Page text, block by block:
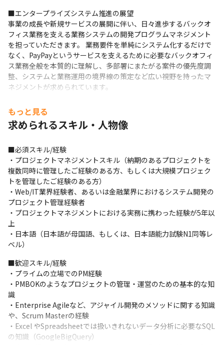
■エンタープライズシステム推進の展望
事業の成長や新規サービスの展開に伴い、日々進歩するバックオ
フィス業務を支える業務システムの開発プログラムマネジメント
を担っていただきます。 業務要件を単純にシステム化するだけで
なく、PayPayというサービスを支えるために必要なバックオフィ
ス業務全般を本質的に理解し、多部署にまたがる案件の優先度調
整、システムと業務運用の境界線の策定など広い視野を持ったマ
ネジメントが求められています。
内製開発を推進するにあたっては、開発エンジニアだけではな
く、チームをリードする役割や技術面をリードする役割、各開発
をリードする役割も不可欠になっていきます。 現在数多くの開発
案件が発生しており、事業成長の足枷に繋がりかねない状況とな
ります。
本ポジションの募集背景は、リードできる役割が不足しているた
め、滞留および今後も継続していく案件を前に進めていくために
体制強化していきたいと考えています。 裁量あるポジションとな
り、案件を主体的にリードしていただく役割となります。
■業務について
PayPay内の様々なニーズに合わせた内製システムの開発は常に複
数のプロジェクトが動いており、プロジェクトマネージャーは担
当するプロジェクトのQCDに責任を持ち、担当プロジェクトの推
進やエンジニアのサポートを行います。 また、個々のプロジェク
トだけはなく、大規模な開発案件の場合は複数のプロジェクトの
全体管理をお任せすることもあります。 さらに、プロジェクト推
進に必要なリソースの見積もり、調達、ステークホルダーの意思
決定などのプロジェクトに必要なすべてのプロセスを担当してい
ただきます。
【業務内容】
もっと見る
求められるスキル・人物像
■必須スキル/経験
・プロジェクトマネジメントスキル（納期のあるプロジェクトを
複数同時に管理したご経験のある方、もしくは大規模プロジェク
トを管理したご経験のある方）
・Web/IT業界経験者、あるいは金融業界におけるシステム開発の
プロジェクト管理経験者
・プロジェクトマネジメントにおける実務に携わった経験が5年以
上
・日本語（日本語が母国語、もしくは、日本語能力試験N1同等レ
ベル）
■歓迎スキル/経験
・プライムの立場でのPM経験
・PMBOKのようなプロジェクトの管理・運営のための基本的な知
識
・Enterprise Agileなど、アジャイル開発のメソッドに関する知識
や、Scrum Masterの経験
・Excel やSpreadsheetでは扱いきれないデータ分析に必要なSQL
の知識（GoogleBigQuery）